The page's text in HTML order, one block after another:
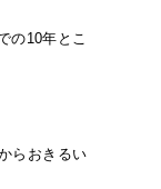
の10年とこ
らおきるい